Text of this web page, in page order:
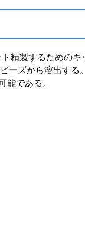
精製するための
ズから溶出す
能である。